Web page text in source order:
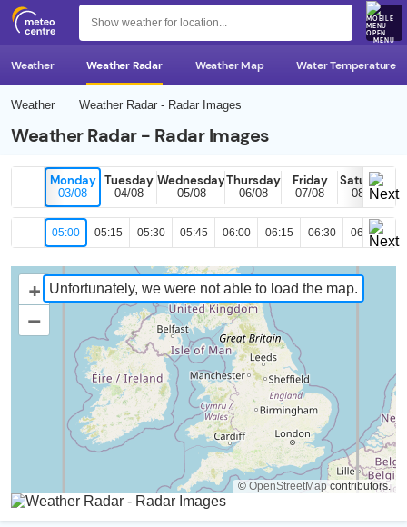
MENU
Weather Weather Radar Weather Map Water Temperature
Weather Weather Radar - Radar Images
Weather Radar - Radar Images
Monday
03/08
Tuesday
04/08
Wednesday
05/08
Thursday
06/08
Friday
07/08
Saturday
08/08
05:00 05:15 05:30 05:45 06:00 06:15 06:30 06:45
Unfortunately, we were not able to load the map.
+
–
© OpenStreetMap contributors.